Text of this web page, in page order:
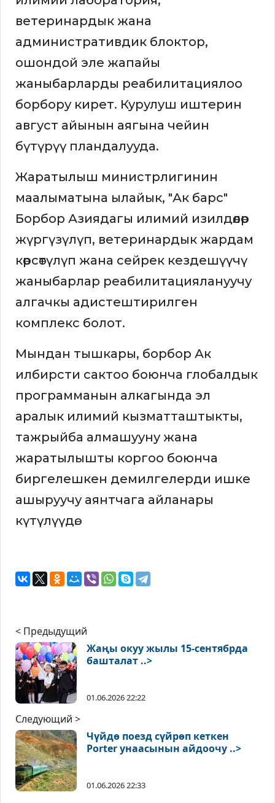
ветеринардык жана
административдик блоктор,
ошондой эле жапайы
жаныбарларды реабилитациялоо
борбору кирет. Курулуш иштерин
август айынын аягына чейин
бүтүрүү пландалууда.
Жаратылыш министрлигинин
маалыматына ылайык, "Ак барс"
Борбор Азиядагы илимий изилдөөлөр
жүргүзүлүп, ветеринардык жардам
көрсөтүлүп жана сейрек кездешүүчү
жаныбарлар реабилитациялануучу
алгачкы адистештирилген
комплекс болот.
Мындан тышкары, борбор Ак
илбирсти сактоо боюнча глобалдык
программанын алкагында эл
аралык илимий кызматташтыкты,
тажрыйба алмашууну жана
жаратылышты коргоо боюнча
биргелешкен демилгелерди ишке
ашыруучу аянтчага айланары
күтүлүүдө.
< Предыдущий
Жаңы окуу жылы 15-сентябрда
башталат ..>
01.06.2026 22:22
Следующий >
Чүйдө поезд сүйрөп кеткен
Porter унаасынын айдоочу ..>
01.06.2026 22:33